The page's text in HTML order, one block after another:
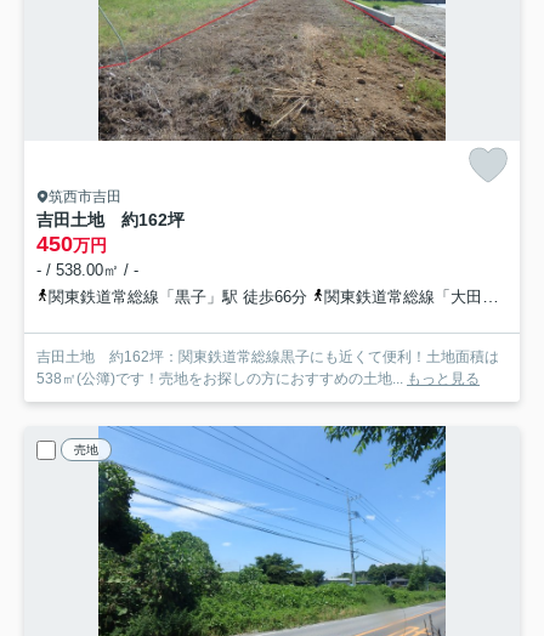
筑西市吉田
吉田土地 約162坪
450万円
- / 538.00㎡ / -
関東鉄道常総線「黒子」駅 徒歩66分
関東鉄道常総線「大田郷」駅 徒歩76分
吉田土地 約162坪：関東鉄道常総線黒子にも近くて便利！土地面積は
538㎡(公簿)です！売地をお探しの方におすすめの土地...
もっと見る
売地